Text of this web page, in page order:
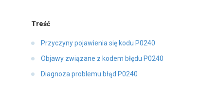
Treść
Przyczyny pojawienia się kodu P0240
Objawy związane z kodem błędu P0240
Diagnoza problemu błąd P0240